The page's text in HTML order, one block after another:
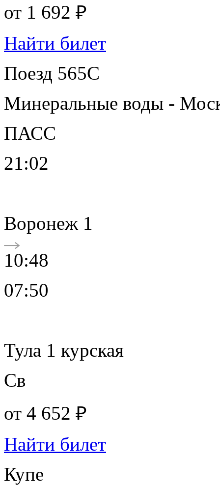
от 1 692 ₽
Найти билет
Поезд 565С
Минеральные воды -
ПАСС
21:02
Воронеж 1
10:48
07:50
Тула 1 курская
Св
от 4 652 ₽
Найти билет
Купе